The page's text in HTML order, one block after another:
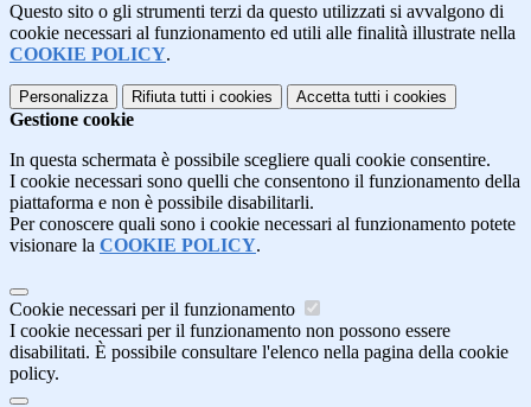
Questo sito o gli strumenti terzi da questo utilizzati si avvalgono di
cookie necessari al funzionamento ed utili alle finalità illustrate nella
COOKIE POLICY.
Personalizza Rifiuta tutti i cookies Accetta tutti i cookies
Gestione cookie
In questa schermata è possibile scegliere quali cookie consentire.
I cookie necessari sono quelli che consentono il funzionamento della
piattaforma e non è possibile disabilitarli.
Per conoscere quali sono i cookie necessari al funzionamento potete
visionare la COOKIE POLICY.
Cookie necessari per il funzionamento
I cookie necessari per il funzionamento non possono essere
disabilitati. È possibile consultare l'elenco nella pagina della cookie
policy.